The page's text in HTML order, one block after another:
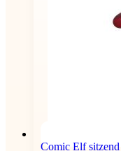
Comic Elf